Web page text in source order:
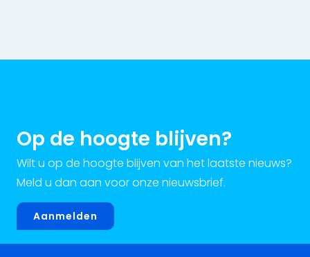
Op de hoogte blijven?
Wilt u op de hoogte blijven van het laatste nieuws?
Meld u dan aan voor onze nieuwsbrief.
Aanmelden